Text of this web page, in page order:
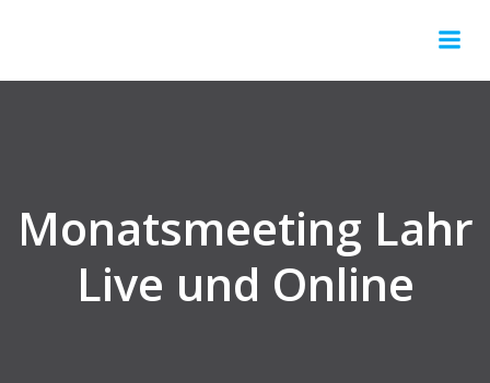
Monatsmeeting Lahr
Live und Online